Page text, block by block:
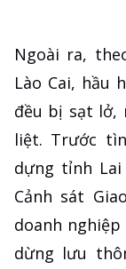
Ngoài ra,
Lào Cai, hầu
đều bị sạt lở,
liệt. Trước
dựng tỉnh
Cảnh sát
doanh
dừng lưu